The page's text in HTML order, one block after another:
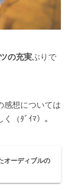
の充実ぶりで
感想については
（ﾀﾞｲﾏ）。
オーディブルの